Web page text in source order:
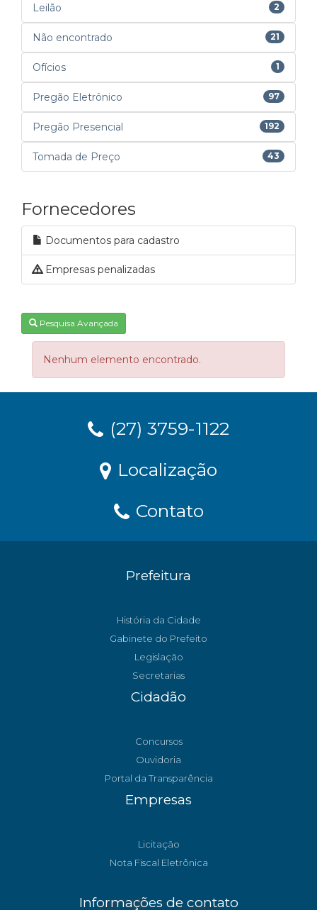
Leilão 2
Não encontrado 21
Ofícios 1
Pregão Eletrônico 97
Pregão Presencial 192
Tomada de Preço 43
Fornecedores
Documentos para cadastro
Empresas penalizadas
Pesquisa Avançada
Nenhum elemento encontrado.
(27) 3759-1122
Localização
Contato
Prefeitura
História da Cidade
Gabinete do Prefeito
Legislação
Secretarias
Cidadão
Concursos
Ouvidoria
Portal da Transparência
Empresas
Licitação
Nota Fiscal Eletrônica
Informações de contato